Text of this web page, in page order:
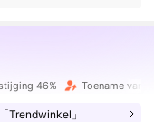
46% Toename van
「Trendwinkel」